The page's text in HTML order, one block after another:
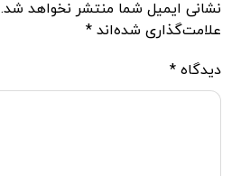
نشانی ایمیل شما منتشر نخواهد شد.
علامت‌گذاری شده‌اند*
دیدگاه*